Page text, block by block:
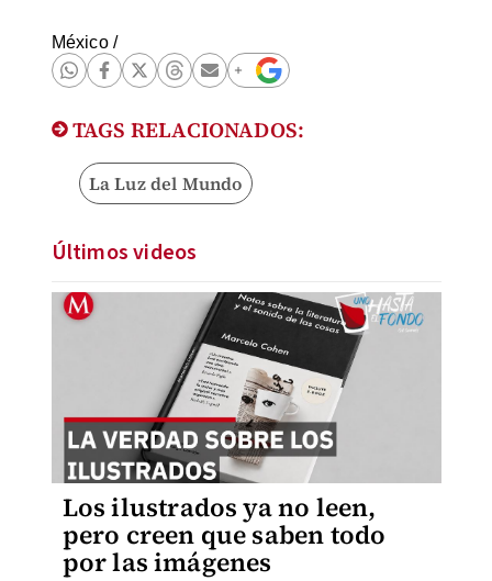
México/
TAGS RELACIONADOS:
La Luz del Mundo
Últimos videos
Los ilustrados ya no leen,
pero creen que saben todo
por las imágenes